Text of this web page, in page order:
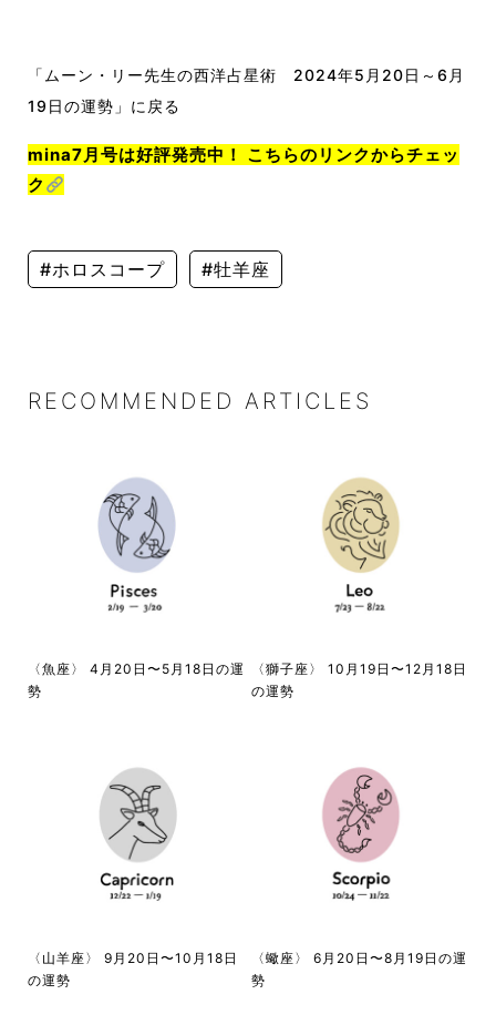
「ムーン・リー先生の西洋占星術 2024年5月20日～6月
19日の運勢」に戻る
mina7月号は好評発売中！ こちらのリンクからチェッ
ク
#ホロスコープ #牡羊座
RECOMMENDED ARTICLES
〈魚座〉 4月20日〜5月18日の運
勢
〈獅子座〉 10月19日〜12月18日
の運勢
〈山羊座〉 9月20日〜10月18日
の運勢
〈蠍座〉 6月20日〜8月19日の運
勢